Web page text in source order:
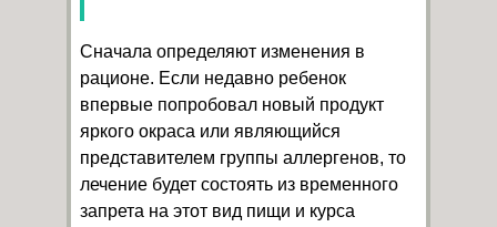
Сначала определяют изменения в
рационе. Если недавно ребенок
впервые попробовал новый продукт
яркого окраса или являющийся
представителем группы аллергенов, то
лечение будет состоять из временного
запрета на этот вид пищи и курса